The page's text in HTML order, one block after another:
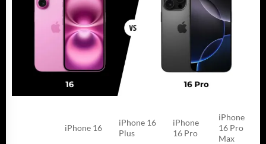
iPhone 16
iPhone 16
Plus
iPhone
16 Pro
iPhone
16 Pro
Max